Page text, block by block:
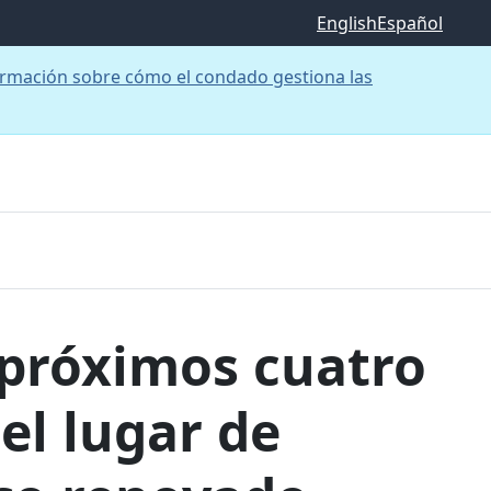
EnglishEspañol
sobre cómo el condado gestiona las
cuatro
lugar de